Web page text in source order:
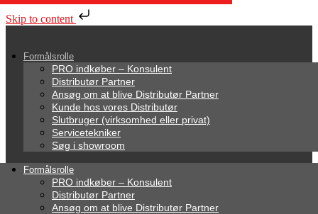
Skip to content
Formålsrolle
PRO indkøber – Konsulent
Distributør Partner
Ansøg om at blive Distributør Partner
Kunde hos vores Distributør
Slutbruger (virksomhed eller privat)
Servicetekniker
Søg i showroom
Formålsrolle
PRO indkøber – Konsulent
Distributør Partner
Ansøg om at blive Distributør Partner